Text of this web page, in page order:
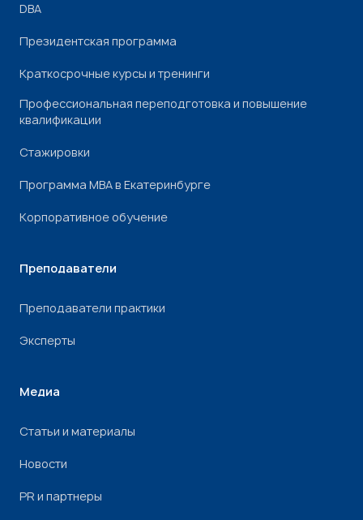
DBA
Президентская программа
Краткосрочные курсы и тренинги
Профессиональная переподготовка и повышение
квалификации
Стажировки
Программа МВА в Екатеринбурге
Корпоративное обучение
Преподаватели
Преподаватели практики
Эксперты
Медиа
Статьи и материалы
Новости
PR и партнеры